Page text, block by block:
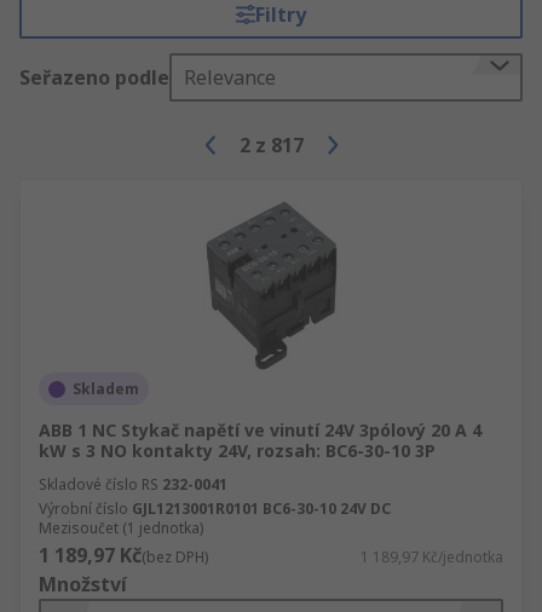
oblouku, který značně prodlužuje jejich životnost.
Co znamená konfigurace „normální stav“
Běžná konfigurace stykače popisuje uspořádání
stykačů je normálně rozpojená, to znamená, že
se zavřou za přítomnosti proudu. Existují
odchylky, tato konfigurace je však jednou z
určujících charakteristik stykačů a jednou z věcí,
které je oddělují od standardních relé.
Použití stykačů
Stykače se obvykle používají pro průmyslové
aplikace s velmi vysokým zatížením a jejich
systémy hodnocení jsou navrženy tak, aby to
odrážely. Jsou dodávány v různých klasifikacích
podle normy IEC 60947-4-1. Tyto klasifikace jsou
vyjádřeny jako čísla AC, od AC-1 po AC-4.
Filtry
Seřazeno podle Relevance
2 z 817
Skladem
ABB 1 NC Stykač napětí ve vinutí 24V 3pólový 20 A 4
kW s 3 NO kontakty 24V, rozsah: BC6-30-10 3P
Skladové číslo RS 232-0041
Výrobní číslo GJL1213001R0101 BC6-30-10 24V DC
Mezisoučet (1 jednotka)
1 189,97 Kč(bez DPH) 1 189,97 Kč/jednotka
Množství